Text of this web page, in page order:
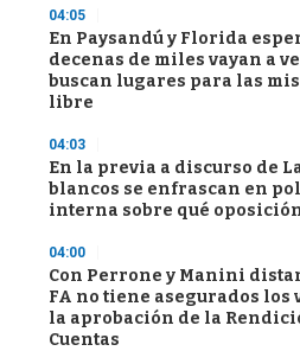
04:05
En Paysandú y Florida
decenas de miles vayan a
buscan lugares para las
libre
04:03
En la previa a discurso de
blancos se enfrascan en
interna sobre qué
04:00
Con Perrone y Manini
FA no tiene asegurados los
la aprobación de la
Cuentas